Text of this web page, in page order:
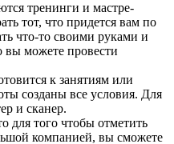
тренинги и мастре-
тот, что придется вам по
что-то своими руками и
вы можете провести
к занятиям или
созданы все условия. Для
и сканер.
для того чтобы отметить
компанией, вы сможете